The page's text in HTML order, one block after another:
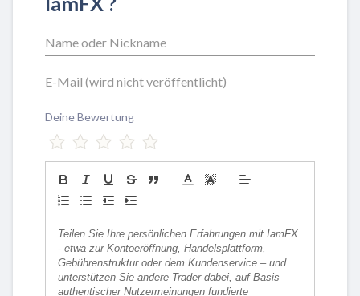
Deine Bewertung